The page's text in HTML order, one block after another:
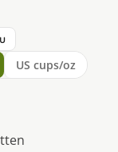
US cups/oz